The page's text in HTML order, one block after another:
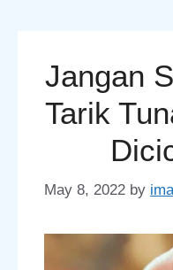
Jangan
Tarik
May 8, 2022 by